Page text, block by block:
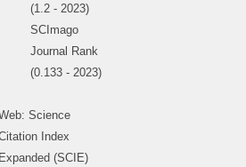
(1.2 - 2023)
SCImago
Journal Rank
(0.133 - 2023)
Science
Index
Expanded (SCIE)